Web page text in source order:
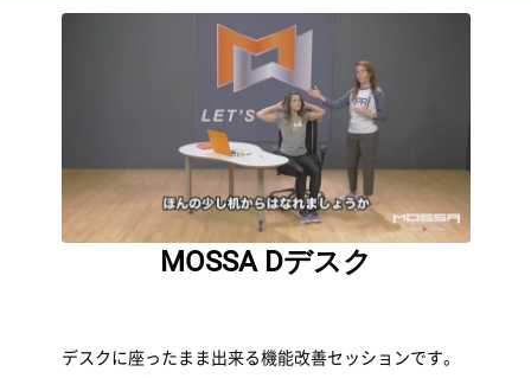
MOSSA Dデスク
デスクに座ったまま出来る機能改善セッションです。